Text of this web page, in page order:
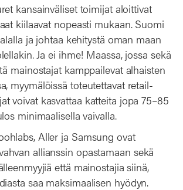
kansainväliset toimijat aloittivat
kiilaavat nopeasti mukaan. Suomi
ja johtaa kehitystä oman maan
Ja ei ihme! Maassa, jossa sekä
mainostajat kamppailevat alhaisten
myymälöissä toteutettavat retail-
voivat kasvattaa katteita jopa 75–85
minimaalisella vaivalla.
Aller ja Samsung ovat
allianssin opastamaan sekä
että mainostajia siinä,
saa maksimaalisen hyödyn.